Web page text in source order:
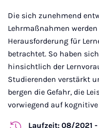
Die sich zunehmend
Lehrmaßnahmen
Herausforderung für
betrachtet. So haben
hinsichtlich der
Studierenden verstärkt
bergen die Gefahr, die
vorwiegend auf kognitive
Laufzeit: 08/2021